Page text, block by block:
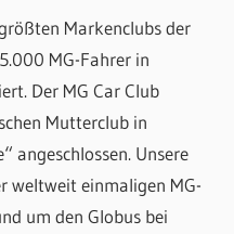
Markenclubs der
MG-Fahrer in
Der MG Car Club
Mutterclub in
angeschlossen. Unsere
weltweit einmaligen MG-
um den Globus bei